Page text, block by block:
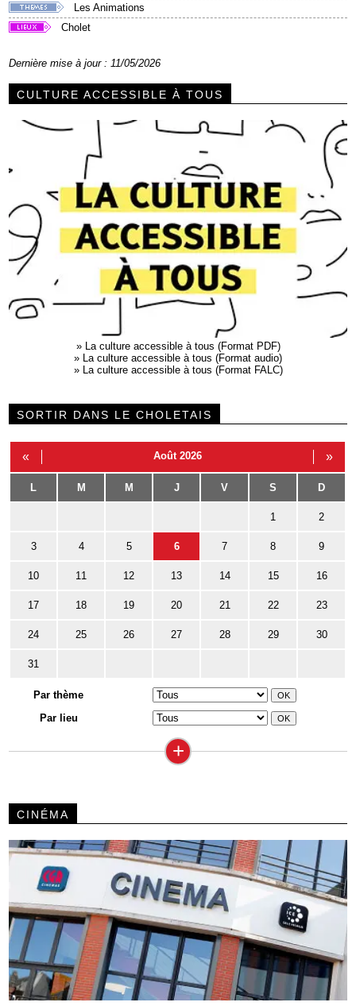
Les Animations
Cholet
Dernière mise à jour : 11/05/2026
CULTURE ACCESSIBLE À TOUS
» La culture accessible à tous (Format PDF)
» La culture accessible à tous (Format audio)
» La culture accessible à tous (Format FALC)
SORTIR DANS LE CHOLETAIS
« Août 2026 »
L M M J V S D
1 2
3 4 5 6 7 8 9
10 11 12 13 14 15 16
17 18 19 20 21 22 23
24 25 26 27 28 29 30
31
Par thème
Par lieu
+
CINÉMA